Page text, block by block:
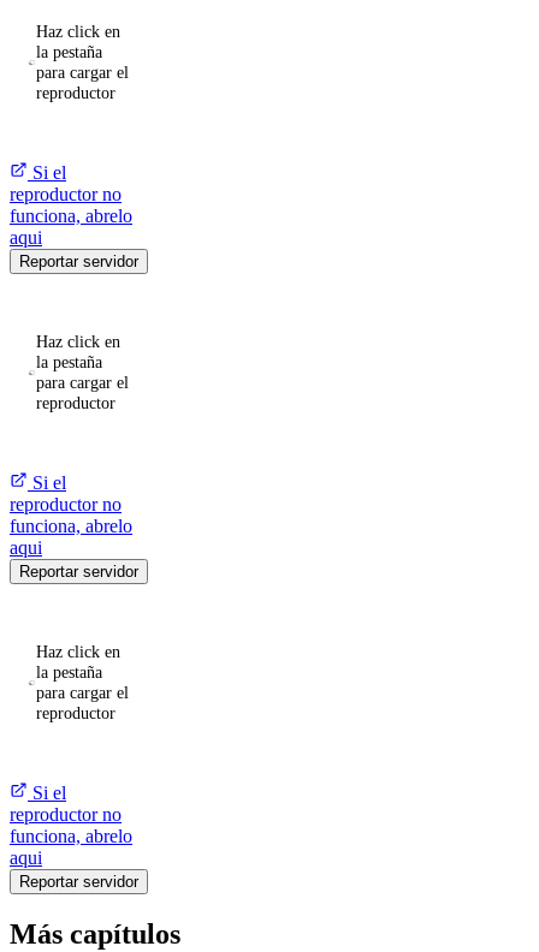
Haz click en
la pestaña
para cargar el
reproductor
Si el
reproductor no
funciona, abrelo
aqui
Reportar servidor
Haz click en
la pestaña
para cargar el
reproductor
Si el
reproductor no
funciona, abrelo
aqui
Reportar servidor
Haz click en
la pestaña
para cargar el
reproductor
Si el
reproductor no
funciona, abrelo
aqui
Reportar servidor
Más capítulos